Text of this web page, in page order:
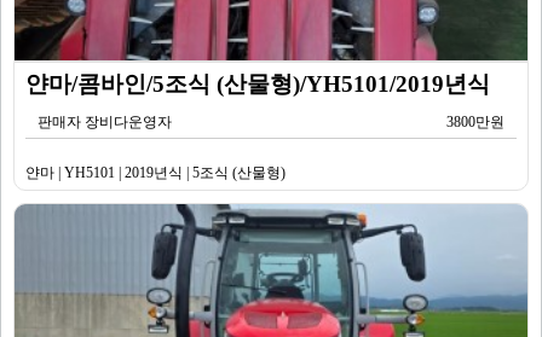
얀마/콤바인/5조식 (산물형)/YH5101/2019년식
판매자 장비다운영자 3800만원
얀마 | YH5101 | 2019년식 | 5조식 (산물형)